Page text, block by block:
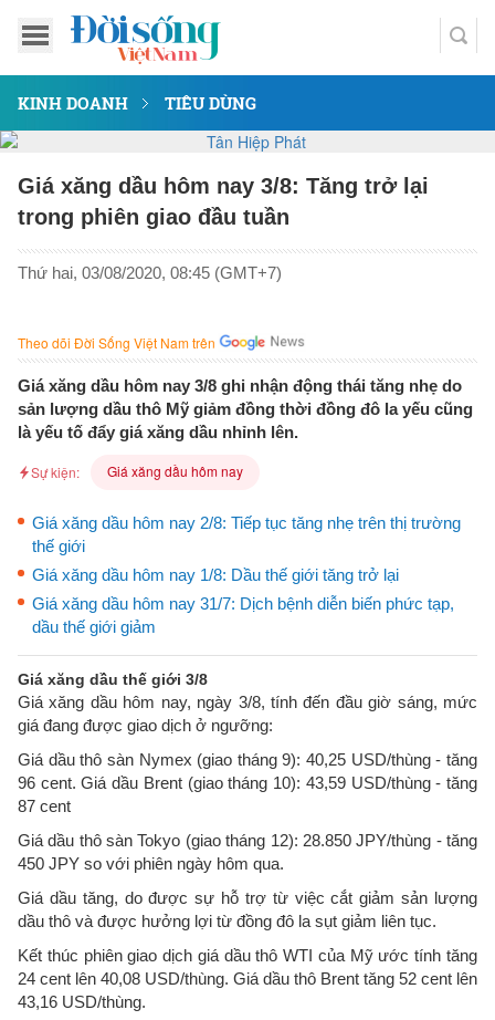
KINH DOANH TIÊU DÙNG
Giá xăng dầu hôm nay 3/8: Tăng trở lại
trong phiên giao đầu tuần
Thứ hai, 03/08/2020, 08:45 (GMT+7)
Theo dõi Đời Sống Việt Nam trên
Giá xăng dầu hôm nay 3/8 ghi nhận động thái tăng nhẹ do
sản lượng dầu thô Mỹ giảm đồng thời đồng đô la yếu cũng
là yếu tố đẩy giá xăng dầu nhỉnh lên.
Sự kiện: Giá xăng dầu hôm nay
Giá xăng dầu hôm nay 2/8: Tiếp tục tăng nhẹ trên thị trường
thế giới
Giá xăng dầu hôm nay 1/8: Dầu thế giới tăng trở lại
Giá xăng dầu hôm nay 31/7: Dịch bệnh diễn biến phức tạp,
dầu thế giới giảm
Giá xăng dầu thế giới 3/8
Giá xăng dầu hôm nay, ngày 3/8, tính đến đầu giờ sáng, mức
giá đang được giao dịch ở ngưỡng:
Giá dầu thô sàn Nymex (giao tháng 9): 40,25 USD/thùng - tăng
96 cent. Giá dầu Brent (giao tháng 10): 43,59 USD/thùng - tăng
87 cent
Giá dầu thô sàn Tokyo (giao tháng 12): 28.850 JPY/thùng - tăng
450 JPY so với phiên ngày hôm qua.
Giá dầu tăng, do được sự hỗ trợ từ việc cắt giảm sản lượng
dầu thô và được hưởng lợi từ đồng đô la sụt giảm liên tục.
Kết thúc phiên giao dịch giá dầu thô WTI của Mỹ ước tính tăng
24 cent lên 40,08 USD/thùng. Giá dầu thô Brent tăng 52 cent lên
43,16 USD/thùng.